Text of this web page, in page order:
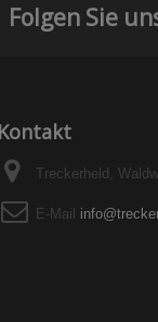
Folgen Sie
Kontakt
Treckerheld,
E-Mail